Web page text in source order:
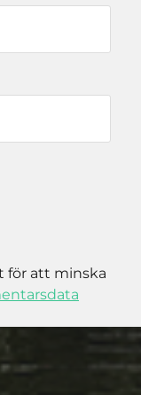
för att minska